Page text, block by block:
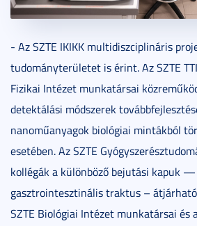
- Az SZTE IKIKK multidiszciplináris
tudományterületet is érint. Az SZTE
Fizikai Intézet munkatársai
detektálási módszerek
nanoműanyagok biológiai mintákból
esetében. Az SZTE
kollégák a különböző bejutási kapuk
gasztrointesztinális traktus –
SZTE Biológiai Intézet munkatársai és